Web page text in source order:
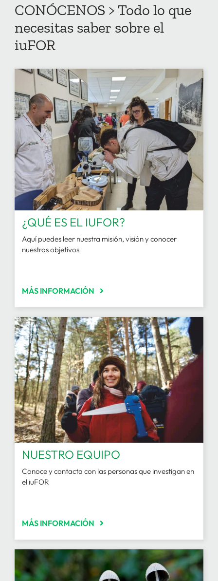
CONÓCENOS > Todo lo que
necesitas saber sobre el
iuFOR
¿QUÉ ES EL IUFOR?
Aquí puedes leer nuestra misión, visión y conocer
nuestros objetivos
MÁS INFORMACIÓN
NUESTRO EQUIPO
Conoce y contacta con las personas que investigan en
el iuFOR
MÁS INFORMACIÓN